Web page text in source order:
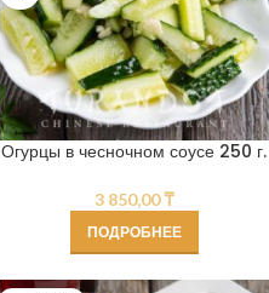
Огурцы в чесночном соусе 250 г.
3 850,00₸
ПОДРОБНЕЕ